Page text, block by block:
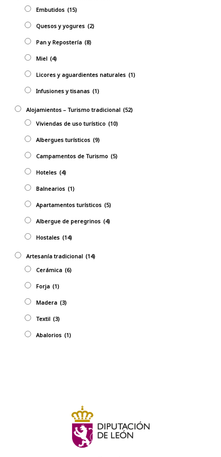
Embutidos (15)
Quesos y yogures (2)
Pan y Repostería (8)
Miel (4)
Licores y aguardientes naturales (1)
Infusiones y tisanas (1)
Alojamientos – Turismo tradicional (52)
Viviendas de uso turístico (10)
Albergues turísticos (9)
Campamentos de Turismo (5)
Hoteles (4)
Balnearios (1)
Apartamentos turísticos (5)
Albergue de peregrinos (4)
Hostales (14)
Artesaní­a tradicional (14)
Cerámica (6)
Forja (1)
Madera (3)
Textil (3)
Abalorios (1)